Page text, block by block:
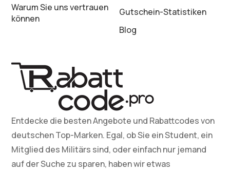
Warum Sie uns vertrauen
können
Gutschein-Statistiken
Blog
Entdecke die besten Angebote und Rabattcodes von
deutschen Top-Marken. Egal, ob Sie ein Student, ein
Mitglied des Militärs sind, oder einfach nur jemand
auf der Suche zu sparen, haben wir etwas